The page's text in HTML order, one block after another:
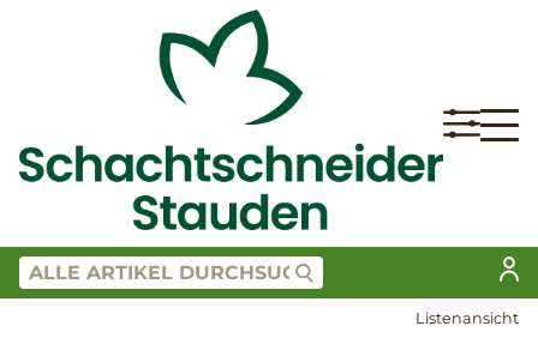
Listenansicht